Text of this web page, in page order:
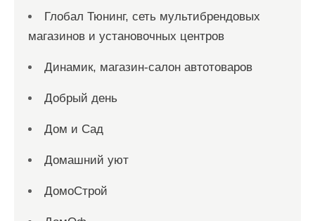
Глобал Тюнинг, сеть мультибрендовых
магазинов и установочных центров
Динамик, магазин-салон автотоваров
Добрый день
Дом и Сад
Домашний уют
ДомоСтрой